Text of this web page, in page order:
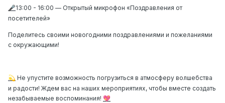
🎤13:00 - 16:00 — Открытый микрофон «Поздравления от
посетителей»
Поделитесь своими новогодними поздравлениями и пожеланиями
с окружающими!
💫 Не упустите возможность погрузиться в атмосферу волшебства
и радости! Ждем вас на наших мероприятиях, чтобы вместе создать
незабываемые воспоминания! 💖